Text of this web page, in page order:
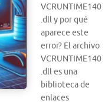
VCRUNTIME140
.dll y por qué
aparece este
error? El archivo
VCRUNTIME140
.dll es una
biblioteca de
enlaces